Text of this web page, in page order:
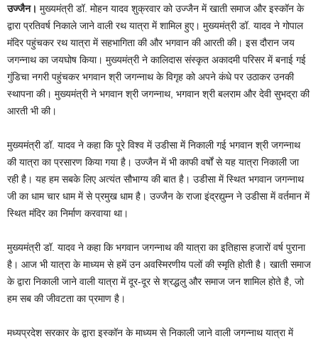
उज्जैन। मुख्यमंत्री डॉ. मोहन यादव शुक्रवार को उज्जैन में खाती समाज और इस्कॉन के
द्वारा प्रतिवर्ष निकाले जाने वाली रथ यात्रा में शामिल हुए। मुख्यमंत्री डॉ. यादव ने गोपाल
मंदिर पहुंचकर रथ यात्रा में सहभागिता की और भगवान की आरती की। इस दौरान जय
जगन्नाथ का जयघोष किया। मुख्यमंत्री ने कालिदास संस्कृत अकादमी परिसर में बनाई गई
गुंडिचा नगरी पहुंचकर भगवान श्री जगन्नाथ के विगृह को अपने कंधे पर उठाकर उनकी
स्थापना की। मुख्यमंत्री ने भगवान श्री जगन्नाथ, भगवान श्री बलराम और देवी सुभद्रा की
आरती भी की।
मुख्यमंत्री डॉ. यादव ने कहा कि पूरे विश्व में उडीसा में निकाली गई भगवान श्री जगन्नाथ
की यात्रा का प्रसारण किया गया है। उज्जैन में भी काफी वर्षों से यह यात्रा निकाली जा
रही है। यह हम सबके लिए अत्यंत सौभाग्य की बात है। उडीसा में स्थित भगवान जगन्नाथ
जी का धाम चार धाम में से प्रमुख धाम है। उज्जैन के राजा इंद्रद्युम्न ने उडीसा में वर्तमान में
स्थित मंदिर का निर्माण करवाया था।
मुख्यमंत्री डॉ. यादव ने कहा कि भगवान जगन्नाथ की यात्रा का इतिहास हजारों वर्ष पुराना
है। आज भी यात्रा के माध्यम से हमें उन अवस्मिरणीय पलों की स्मृति होती है। खाती समाज
के द्वारा निकाली जाने वाली यात्रा में दूर-दूर से श्रद्धलु और समाज जन शामिल होते है, जो
हम सब की जीवटता का प्रमाण है।
मध्यप्रदेश सरकार के द्वारा इस्कॉन के माध्यम से निकाली जाने वाली जगन्नाथ यात्रा में